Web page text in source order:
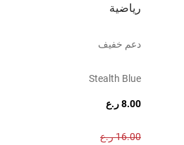
رياضية
دعم خفيف
Stealth Blue
8.00 ر.ع
16.00 ر.ع